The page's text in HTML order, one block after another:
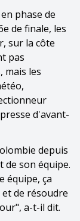
phase de
de finale, les
sur la côte
pas
mais les
d'avant-
depuis
de son équipe.
équipe, ça
de résoudre
a-t-il dit.